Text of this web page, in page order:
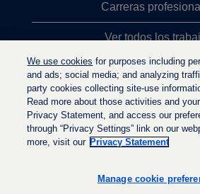
Carreras
Ver todos los
Búsqueda de altos
Política de
a
We use cookies for purposes including
and ads; social media; and analyzing
party cookies collecting site-use
Read more about those activities and
Privacy Statement, and access our
through “Privacy Settings” link on our
more, visit our Privacy Statement
Manage cookie